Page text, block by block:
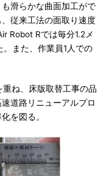
滑らかな曲面加工がで
従来工法の面取り速度
Robot Rでは毎分1.2メ
。また、作業員1人での
ね、床版取替工事の品
道路リニューアルプロ
を図る。